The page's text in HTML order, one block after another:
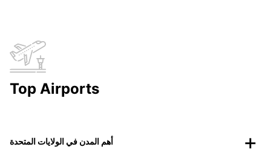
Top Airports
أهم المدن في الولايات المتحدة